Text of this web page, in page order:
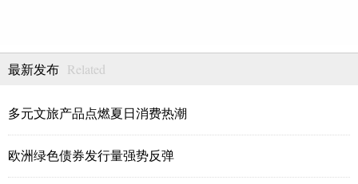
最新发布 Related
多元文旅产品点燃夏日消费热潮
欧洲绿色债券发行量强势反弹